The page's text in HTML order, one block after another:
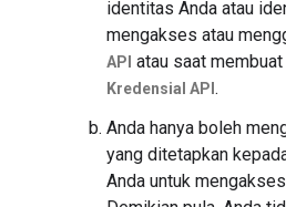
identitas Anda atau
mengakses atau
API atau saat membuat
Kredensial API .
Anda hanya boleh
yang ditetapkan
Anda untuk mengakses